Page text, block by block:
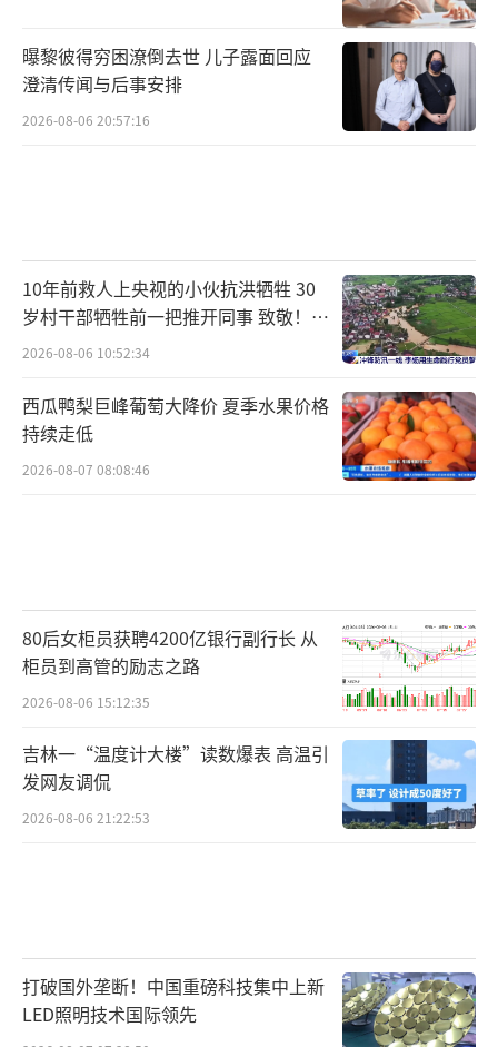
曝黎彼得穷困潦倒去世 儿子露面回应
澄清传闻与后事安排
2026-08-06 20:57:16
10年前救人上央视的小伙抗洪牺牲 30
岁村干部牺牲前一把推开同事 致敬！送
别！
2026-08-06 10:52:34
西瓜鸭梨巨峰葡萄大降价 夏季水果价格
持续走低
2026-08-07 08:08:46
80后女柜员获聘4200亿银行副行长 从
柜员到高管的励志之路
2026-08-06 15:12:35
吉林一“温度计大楼”读数爆表 高温引
发网友调侃
2026-08-06 21:22:53
打破国外垄断！中国重磅科技集中上新
LED照明技术国际领先